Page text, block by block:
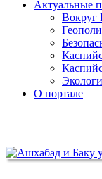
Актуальные
Вокруг
О портале